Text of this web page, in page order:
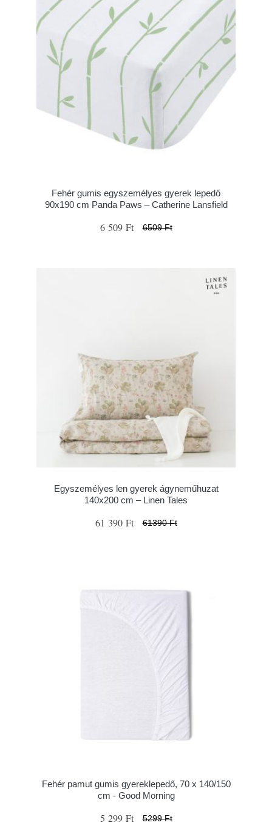
Fehér gumis egyszemélyes gyerek lepedő
90x190 cm Panda Paws – Catherine Lansfield
6 509 Ft 6509 Ft
Egyszemélyes len gyerek ágyneműhuzat
140x200 cm – Linen Tales
61 390 Ft 61390 Ft
Fehér pamut gumis gyereklepedő, 70 x 140/150
cm - Good Morning
5 299 Ft 5299 Ft